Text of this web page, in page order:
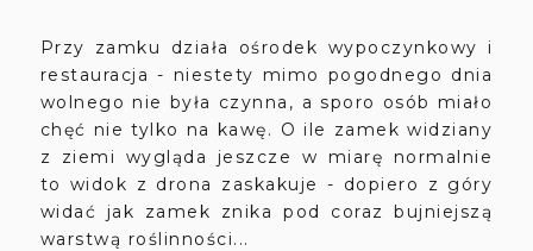
Przy zamku działa ośrodek wypoczynkowy i
restauracja - niestety mimo pogodnego dnia
wolnego nie była czynna, a sporo osób miało
chęć nie tylko na kawę. O ile zamek widziany
z ziemi wygląda jeszcze w miarę normalnie
to widok z drona zaskakuje - dopiero z góry
widać jak zamek znika pod coraz bujniejszą
warstwą roślinności...